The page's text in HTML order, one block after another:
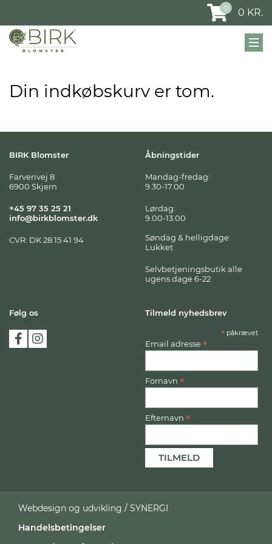
0 0 KR.
Din indkøbskurv er tom.
BIRK Blomster
Farverivej 8
6900 Skjern
+45 97 35 25 21
info@birkblomster.dk
CVR: DK 28 15 41 94
Åbningstider
Mandag-fredag:
9.30-17.00
Lørdag:
9.00-13.00
Søndag & helligdage:
Lukket
Selvbetjeningsbutik alle
ugens dage 6-22
Følg os Tilmeld nyhedsbrev
* påkrævet
Email adresse*
Fornavn *
Efternavn *
Webdesign og udvikling / SYNERGI
Handelsbetingelser